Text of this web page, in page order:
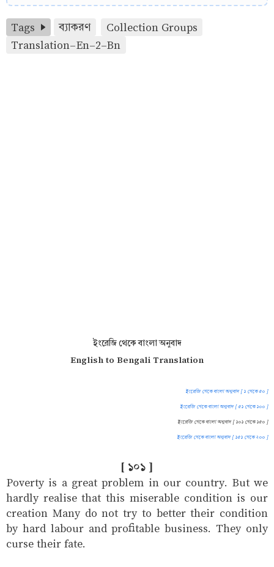
Tags ব্যাকরণ
Collection Groups
Translation-En-2-Bn
ইংরেজি থেকে বাংলা অনুবাদ
English to Bengali Translation
ইংরেজি থেকে বাংলা অনুবাদ [ ১ থেকে ৫০ ]
ইংরেজি থেকে বাংলা অনুবাদ [ ৫১ থেকে ১০০ ]
ইংরেজি থেকে বাংলা অনুবাদ [ ১০১ থেকে ১৫০ ]
ইংরেজি থেকে বাংলা অনুবাদ [ ১৫১ থেকে ২০০ ]
[ ১০১ ]
Poverty is a great problem in our country. But we
hardly realise that this miserable condition is our
creation Many do not try to better their condition
by hard labour and profitable business. They only
curse their fate.